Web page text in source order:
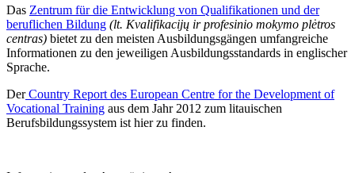
Das Zentrum für die Entwicklung von Qualifikationen und der
beruflichen Bildung (lt. Kvalifikacijų ir profesinio mokymo plėtros
centras) bietet zu den meisten Ausbildungsgängen umfangreiche
Informationen zu den jeweiligen Ausbildungsstandards in englischer
Sprache.
DerCountry Report des European Centre for the Development of
Vocational Training aus dem Jahr 2012 zum litauischen
Berufsbildungssystem ist hier zu finden.